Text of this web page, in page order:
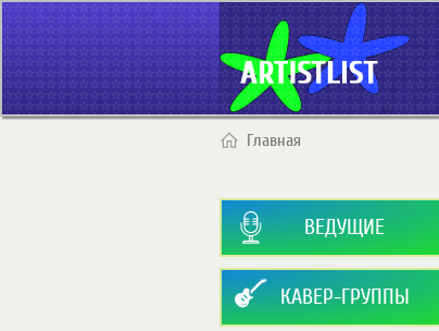
Главная
ВЕДУЩИЕ
КАВЕР-ГРУППЫ